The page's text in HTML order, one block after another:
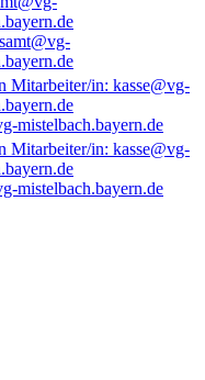
mistelbach.bayern.de
mistelbach.bayern.de